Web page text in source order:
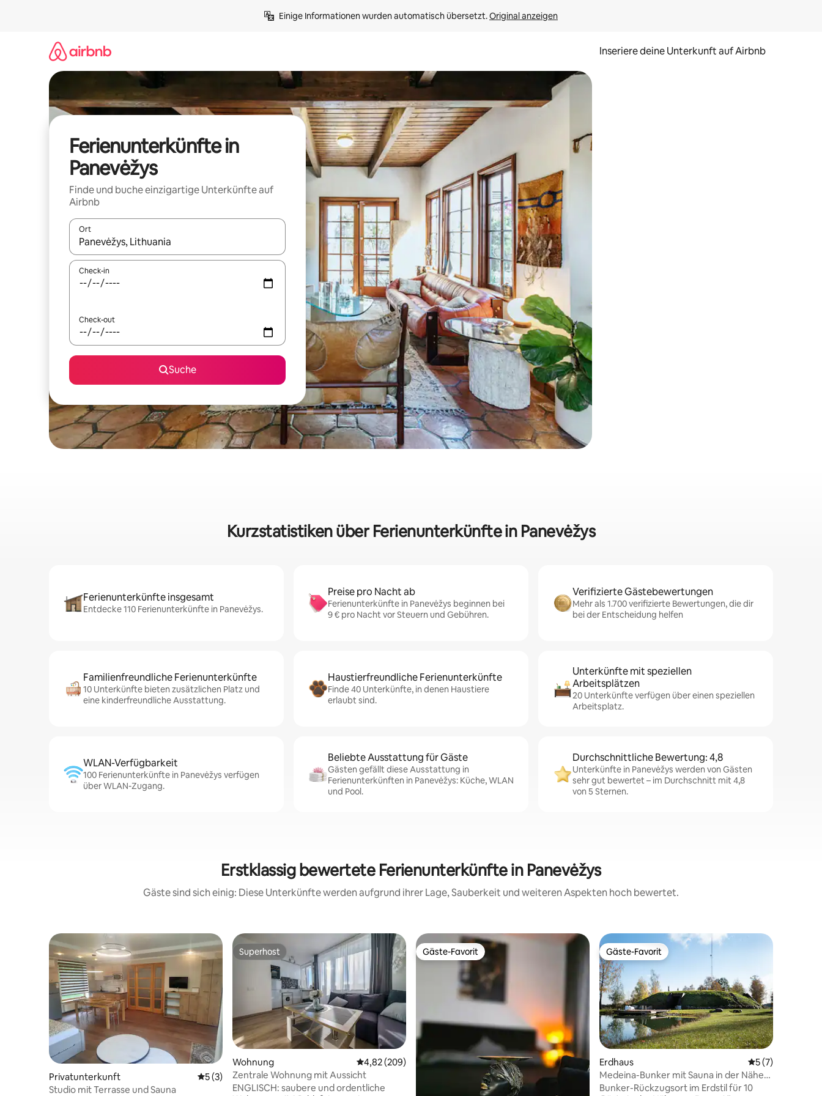
Einige Informationen wurden automatisch übersetzt. Original anzeigen
Inseriere deine Unterkunft auf Airbnb
Ferienunterkünfte in
Panevėžys
Finde und buche einzigartige Unterkünfte auf
Airbnb
Ort
Wenn Ergebnisse verfügbar sind, navigiere mit den Pfeiltasten nach oben und unten oder erkunde die Ergebnisse durch Berühren oder Wischgesten.
Check-in
Check-out
Suche
Kurzstatistiken über Ferienunterkünfte in Panevėžys
Ferienunterkünfte insgesamt
Entdecke 110 Ferienunterkünfte in Panevėžys.
Preise pro Nacht ab
Ferienunterkünfte in Panevėžys beginnen bei
9 € pro Nacht vor Steuern und Gebühren.
Verifizierte Gästebewertungen
Mehr als 1.700 verifizierte Bewertungen, die dir
bei der Entscheidung helfen
Familienfreundliche Ferienunterkünfte
10 Unterkünfte bieten zusätzlichen Platz und
eine kinderfreundliche Ausstattung.
Haustierfreundliche Ferienunterkünfte
Finde 40 Unterkünfte, in denen Haustiere
erlaubt sind.
Unterkünfte mit speziellen
Arbeitsplätzen
20 Unterkünfte verfügen über einen speziellen
Arbeitsplatz.
WLAN-Verfügbarkeit
100 Ferienunterkünfte in Panevėžys verfügen
über WLAN-Zugang.
Beliebte Ausstattung für Gäste
Gästen gefällt diese Ausstattung in
Ferienunterkünften in Panevėžys: Küche, WLAN
und Pool.
Durchschnittliche Bewertung: 4,8
Unterkünfte in Panevėžys werden von Gästen
sehr gut bewertet – im Durchschnitt mit 4,8
von 5 Sternen.
Erstklassig bewertete Ferienunterkünfte in Panevėžys
Gäste sind sich einig: Diese Unterkünfte werden aufgrund ihrer Lage, Sauberkeit und weiteren Aspekten hoch bewertet.
Privatunterkunft Durchschnittliche Bewertung: 5 von 5, 3 Bewertungen
5 (3)
Studio mit Terrasse und Sauna
Superhost
Superhost
Wohnung Durchschnittliche Bewertung: 4,82 von 5, 209 Bewertungen
4,82 (209)
Zentrale Wohnung mit Aussicht
ENGLISCH: saubere und ordentliche
Gäste-Favorit
Gäste-Favorit Gäste-Favorit
Gäste-Favorit
Erdhaus
5 (7)
Medeina-Bunker mit Sauna in der Nähe
von Panevėžys
Bunker-Rückzugsort im Erdstil für 10